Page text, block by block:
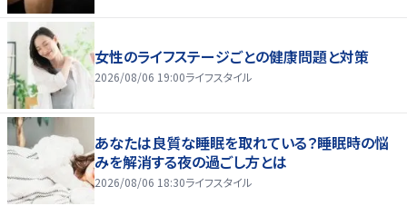
女性のライフステージごとの健康問題と対策
2026/08/06 19:00ライフスタイル
あなたは良質な睡眠を取れている？睡眠時の悩
みを解消する夜の過ごし方とは
2026/08/06 18:30ライフスタイル